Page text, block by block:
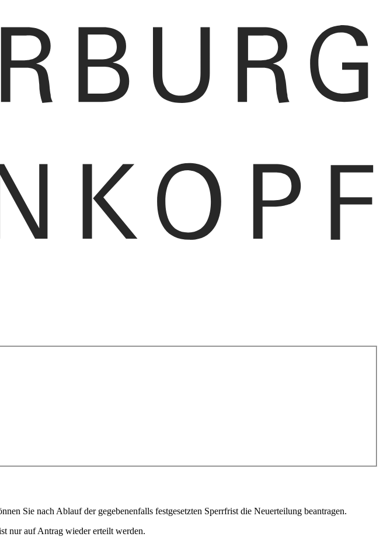
Sie nach Ablauf der gegebenenfalls festgesetzten Sperrfrist die Neuerteilung beantragen.
nur auf Antrag wieder erteilt werden.